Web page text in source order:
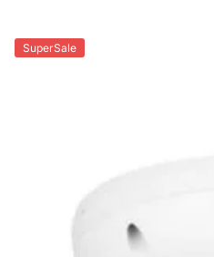
SuperSale